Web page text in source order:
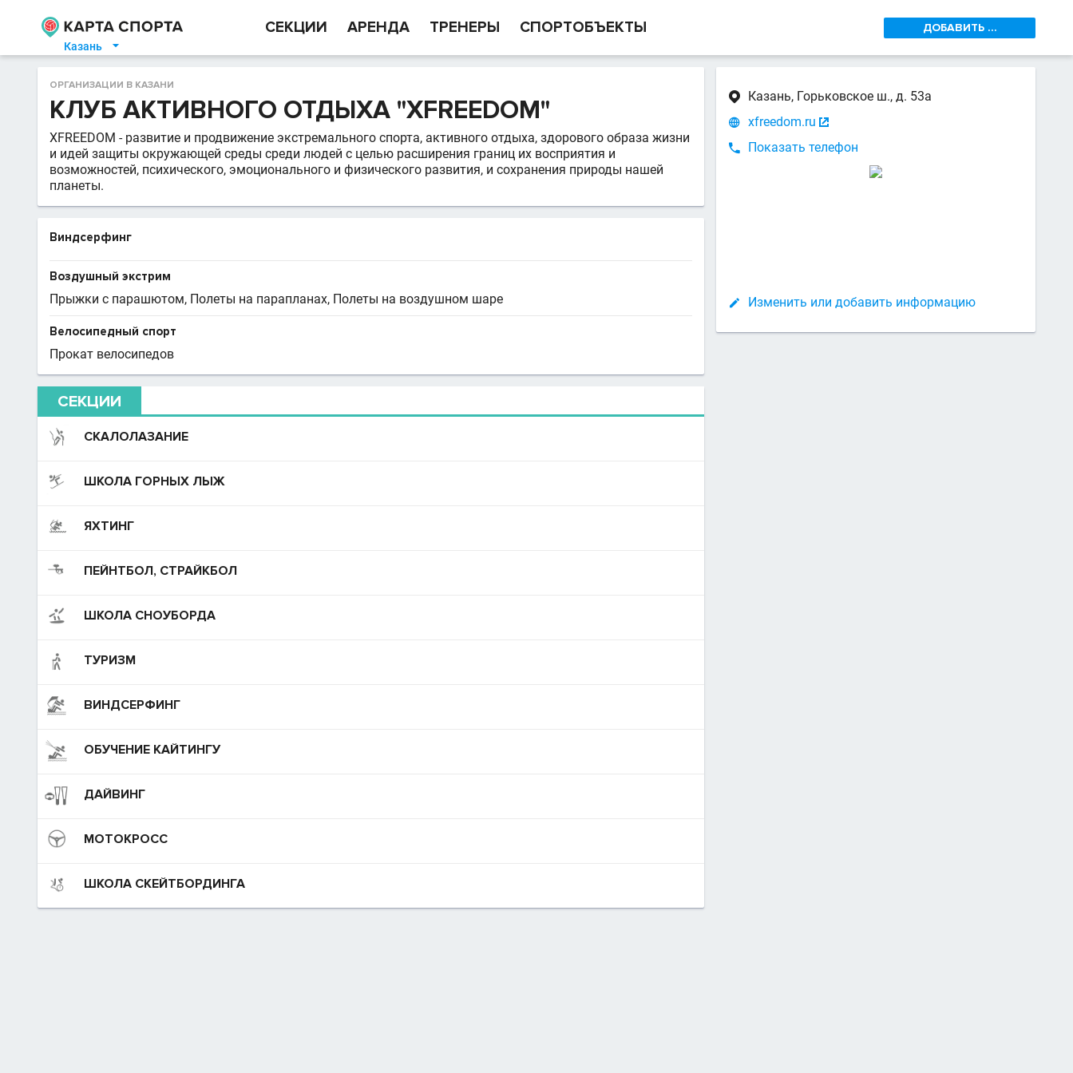
Казань 
СЕКЦИИ АРЕНДА ТРЕНЕРЫ СПОРТОБЪЕКТЫ ДОБАВИТЬ ...
ОРГАНИЗАЦИИ В КАЗАНИ
КЛУБ АКТИВНОГО ОТДЫХА "XFREEDOM"
XFREEDOM - развитие и продвижение экстремального спорта, активного отдыха, здорового образа жизни
и идей защиты окружающей среды среди людей с целью расширения границ их восприятия и
возможностей, психического, эмоционального и физического развития, и сохранения природы нашей
планеты.
Виндсерфинг
Воздушный экстрим
Прыжки с парашютом, Полеты на парапланах, Полеты на воздушном шаре
Велосипедный спорт
Прокат велосипедов
СЕКЦИИ
СКАЛОЛАЗАНИЕ
ШКОЛА ГОРНЫХ ЛЫЖ
ЯХТИНГ
ПЕЙНТБОЛ, СТРАЙКБОЛ
ШКОЛА СНОУБОРДА
ТУРИЗМ
ВИНДСЕРФИНГ
ОБУЧЕНИЕ КАЙТИНГУ
ДАЙВИНГ
МОТОКРОСС
ШКОЛА СКЕЙТБОРДИНГА
 Казань, Горьковское ш., д. 53а
 xfreedom.ru 

Показать телефон
 Изменить или добавить информацию